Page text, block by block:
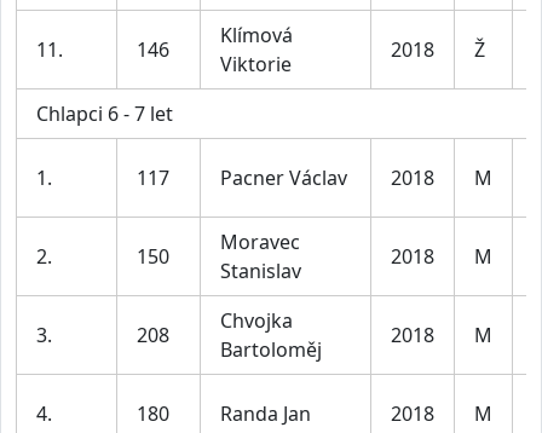
11. 146
Klímová
Viktorie
2018 Ž
Chlapci 6 - 7 let
1. 117 Pacner Václav 2018 M
2. 150
Moravec
Stanislav
2018 M
3. 208
Chvojka
Bartoloměj
2018 M
4. 180 Randa Jan 2018 M